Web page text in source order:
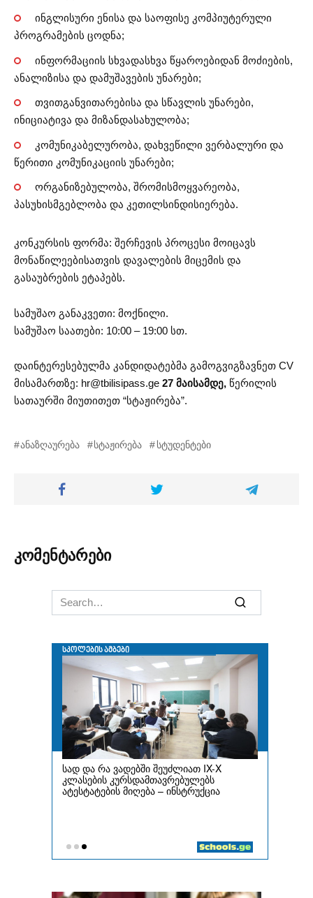
ინგლისური ენისა და საოფისე კომპიუტერული
პროგრამების ცოდნა;
ინფორმაციის სხვადასხვა წყაროებიდან მოძიების,
ანალიზისა და დამუშავების უნარები;
თვითგანვითარებისა და სწავლის უნარები,
ინიციატივა და მიზანდასახულობა;
კომუნიკაბელურობა, დახვეწილი ვერბალური და
წერითი კომუნიკაციის უნარები;
ორგანიზებულობა, შრომისმოყვარეობა,
პასუხისმგებლობა და კეთილსინდისიერება.
კონკურსის ფორმა: შერჩევის პროცესი მოიცავს
მონაწილეებისათვის დავალების მიცემის და
გასაუბრების ეტაპებს.
სამუშაო განაკვეთი: მოქნილი.
სამუშაო საათები: 10:00 – 19:00 სთ.
დაინტერესებულმა კანდიდატებმა გამოგვიგზავნეთ CV
მისამართზე: hr@tbilisipass.ge 27 მაისამდე, წერილის
სათაურში მიუთითეთ “სტაჟირება”.
ანაზღაურება სტაჟირება სტუდენტები
კომენტარები
Search
for: